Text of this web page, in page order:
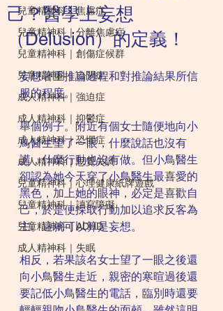
兒童精神科｜焦慮症
兒童精神科｜分離焦慮症
兒童精神科｜創傷症候群
兒童精神科｜自閉症
成人精神科｜強迫症
成人精神科｜抑鬱症
成人精神科｜恐懼症
成人精神科｜思覺失調
兒童精神科｜心理健康紙牌遊戲
兒童精神科｜讀寫障礙
兒童精神科｜ADHD
成人精神科｜失眠
己？醫學上妄想
（Delusion）的定義！
妄想著重推論過程和對推論結果所信
服的程度。
舉個例子。附近有個女士隨便地向小
鳥醫生望了一眼，什麼說話也沒有
講，什麼行動也沒有做。但小鳥醫生
卻認為她今天穿了小鳥醫生最喜愛的
黑色，加上她的眼神，必定是喜歡自
己，於是便採取行動加以追求反客為
主。這就可以算是妄想。
相反，若果該名女士望了一眼之後還
向小鳥醫生走近，親密的寒暄過後還
要記低小鳥醫生的電話，臨別時還要